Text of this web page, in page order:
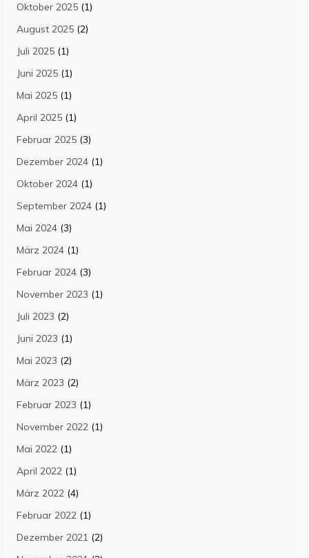
Oktober 2025 (1)
August 2025 (2)
Juli 2025 (1)
Juni 2025 (1)
Mai 2025 (1)
April 2025 (1)
Februar 2025 (3)
Dezember 2024 (1)
Oktober 2024 (1)
September 2024 (1)
Mai 2024 (3)
März 2024 (1)
Februar 2024 (3)
November 2023 (1)
Juli 2023 (2)
Juni 2023 (1)
Mai 2023 (2)
März 2023 (2)
Februar 2023 (1)
November 2022 (1)
Mai 2022 (1)
April 2022 (1)
März 2022 (4)
Februar 2022 (1)
Dezember 2021 (2)